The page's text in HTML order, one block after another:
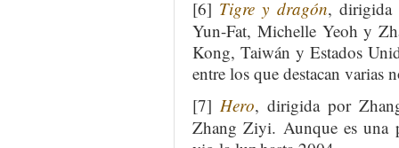
[6] Tigre y dragón, dirigida
Yun-Fat, Michelle Yeoh y
Kong, Taiwán y Estados
entre los que destacan varias
[7]Hero, dirigida por
Zhang Ziyi. Aunque es una